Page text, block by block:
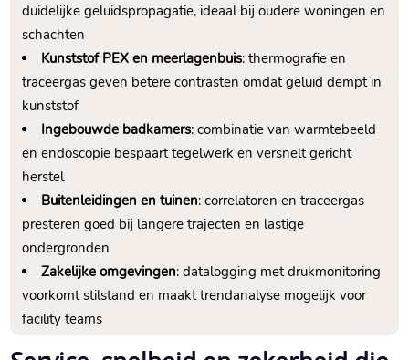
duidelijke geluidspropagatie, ideaal bij oudere woningen en
schachten
Kunststof PEX en meerlagenbuis: thermografie en
traceergas geven betere contrasten omdat geluid dempt in
kunststof
Ingebouwde badkamers: combinatie van warmtebeeld
en endoscopie bespaart tegelwerk en versnelt gericht
herstel
Buitenleidingen en tuinen: correlatoren en traceergas
presteren goed bij langere trajecten en lastige
ondergronden
Zakelijke omgevingen: datalogging met drukmonitoring
voorkomt stilstand en maakt trendanalyse mogelijk voor
facility teams